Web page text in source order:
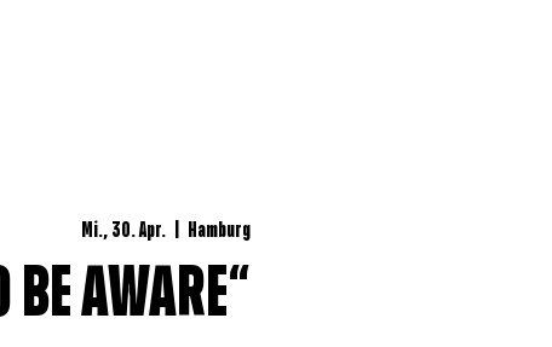
Mi., 30. Apr.
  |
Hamburg
AWARE“